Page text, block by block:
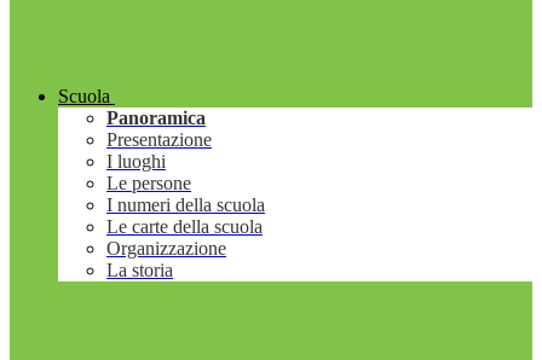
Scuola
Panoramica
Presentazione
I luoghi
Le persone
I numeri della scuola
Le carte della scuola
Organizzazione
La storia